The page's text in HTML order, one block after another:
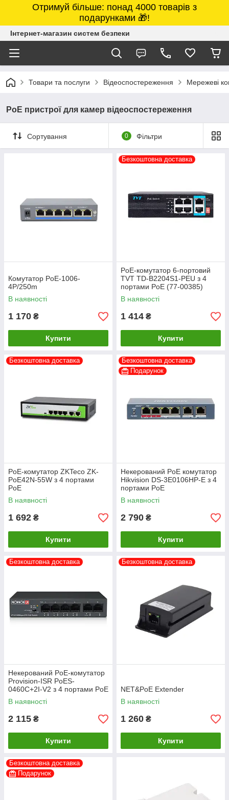
Отримуй більше: понад 4000 товарів з
подарунками 🎁!
Інтернет-магазин систем безпеки
Товари та послуги Відеоспостереження Мережеві
PoE пристрої для камер відеоспостереження
Сортування 0 Фільтри
Комутатор PoE-1006-
4P/250m
В наявності
1 170 ₴
Купити
Безкоштовна доставка
PoE-комутатор 6-портовий
TVT TD-B2204S1-PEU з 4
портами PoE (77-00385)
В наявності
1 414 ₴
Купити
Безкоштовна доставка
PoE-комутатор ZKTeco ZK-
PoE42N-55W з 4 портами
PoE
В наявності
1 692 ₴
Купити
Безкоштовна доставка
Подарунок
Некерований PoE комутатор
Hikvision DS-3E0106HP-E з 4
портами PoE
В наявності
2 790 ₴
Купити
Безкоштовна доставка
Некерований PoE-комутатор
Provision-ISR PoES-
0460C+2I-V2 з 4 портами PoE
В наявності
2 115 ₴
Купити
Безкоштовна доставка
NET&PoE Extender
В наявності
1 260 ₴
Купити
Безкоштовна доставка
Подарунок